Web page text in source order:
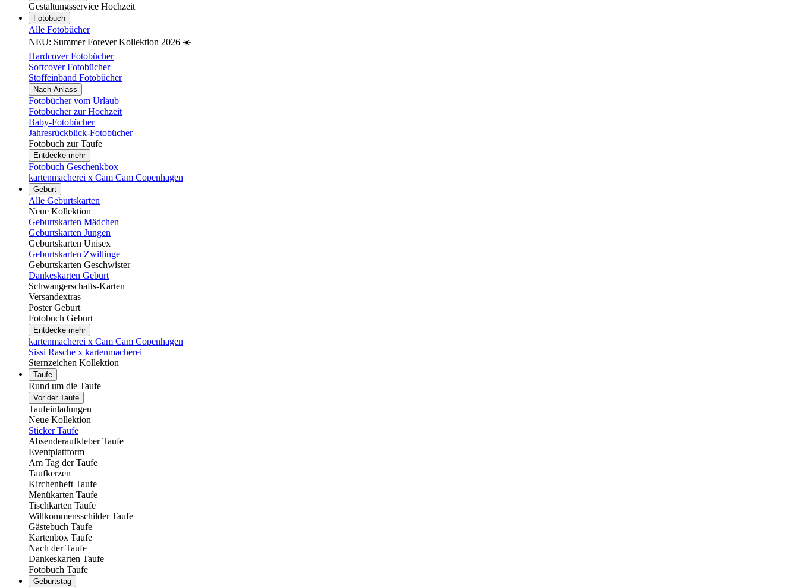
Gestaltungsservice Hochzeit
Fotobuch
Alle Fotobücher
NEU: Summer Forever Kollektion 2026 ☀️
Hardcover Fotobücher
Softcover Fotobücher
Stoffeinband Fotobücher
Nach Anlass
Fotobücher vom Urlaub
Fotobücher zur Hochzeit
Baby-Fotobücher
Jahresrückblick-Fotobücher
Fotobuch zur Taufe
Entdecke mehr
Fotobuch Geschenkbox
kartenmacherei x Cam Cam Copenhagen
Geburt
Alle Geburtskarten
Neue Kollektion
Geburtskarten Mädchen
Geburtskarten Jungen
Geburtskarten Unisex
Geburtskarten Zwillinge
Geburtskarten Geschwister
Dankeskarten Geburt
Schwangerschafts-Karten
Versandextras
Poster Geburt
Fotobuch Geburt
Entdecke mehr
kartenmacherei x Cam Cam Copenhagen
Sissi Rasche x kartenmacherei
Sternzeichen Kollektion
Taufe
Rund um die Taufe
Vor der Taufe
Taufeinladungen
Neue Kollektion
Sticker Taufe
Absenderaufkleber Taufe
Eventplattform
Am Tag der Taufe
Taufkerzen
Kirchenheft Taufe
Menükarten Taufe
Tischkarten Taufe
Willkommensschilder Taufe
Gästebuch Taufe
Kartenbox Taufe
Nach der Taufe
Dankeskarten Taufe
Fotobuch Taufe
Geburtstag